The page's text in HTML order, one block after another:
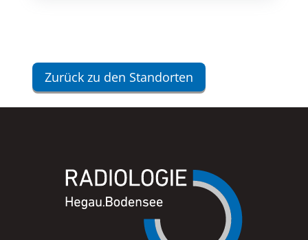
Zurück zu den Standorten